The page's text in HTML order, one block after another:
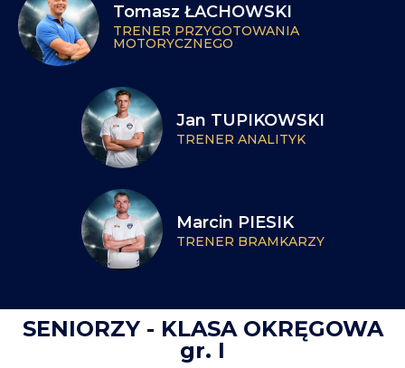
Tomasz ŁACHOWSKI
TRENER PRZYGOTOWANIA
MOTORYCZNEGO
Jan TUPIKOWSKI
TRENER ANALITYK
Marcin PIESIK
TRENER BRAMKARZY
SENIORZY - KLASA OKRĘGOWA
gr. I